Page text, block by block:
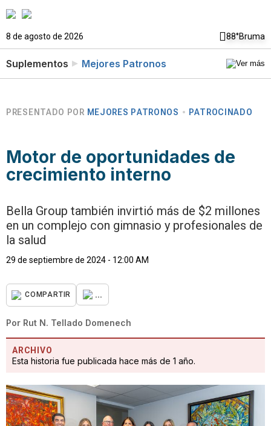
8 de agosto de 2026 88°Bruma
Suplementos Mejores Patronos
PRESENTADO POR MEJORES PATRONOS PATROCINADO
Motor de oportunidades de
crecimiento interno
Bella Group también invirtió más de $2 millones
en un complejo con gimnasio y profesionales de
la salud
29 de septiembre de 2024 - 12:00 AM
COMPARTIR ...
Por Rut N. Tellado Domenech
ARCHIVO
Esta historia fue publicada hace más de 1 año.